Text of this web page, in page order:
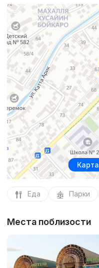
Карта
Еда Парки
Места поблизости